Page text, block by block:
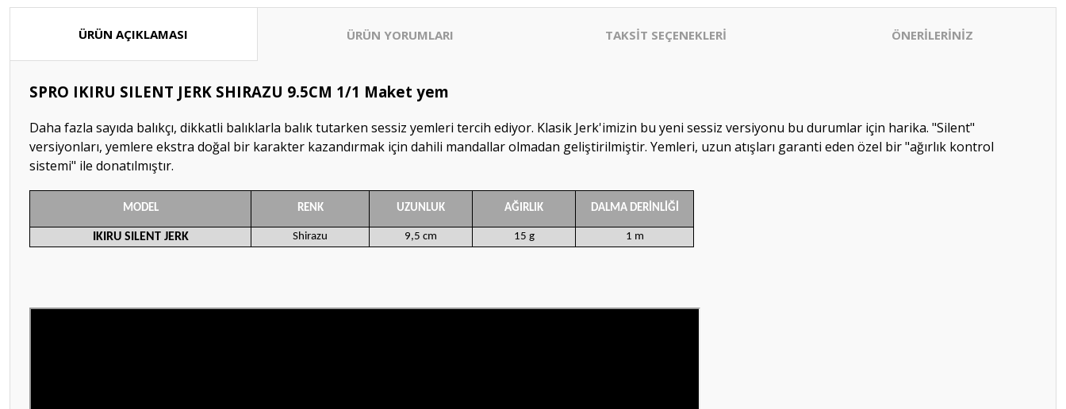
ÜRÜN AÇIKLAMASI ÜRÜN YORUMLARI TAKSİT SEÇENEKLERİ ÖNERİLERİNİZ
SPRO IKIRU SILENT JERK SHIRAZU 9.5CM 1/1 Maket yem
Daha fazla sayıda balıkçı, dikkatli balıklarla balık tutarken sessiz yemleri tercih ediyor. Klasik Jerk'imizin bu yeni sessiz versiyonu bu durumlar için harika. "Silent"
versiyonları, yemlere ekstra doğal bir karakter kazandırmak için dahili mandallar olmadan geliştirilmiştir. Yemleri, uzun atışları garanti eden özel bir "ağırlık kontrol
sistemi" ile donatılmıştır.
MODEL RENK UZUNLUK AĞIRLIK DALMA DERİNLİĞİ
IKIRU SILENT JERK Shirazu 9,5 cm 15 g 1 m